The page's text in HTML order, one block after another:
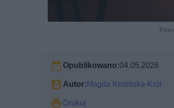
Opublikowano:04.05.2026
Autor:Magda Kosińska-Król
Drukuj